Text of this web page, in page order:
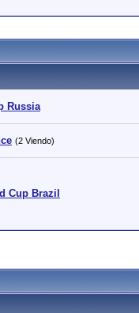
Russia
(2 Viendo)
Cup Brazil